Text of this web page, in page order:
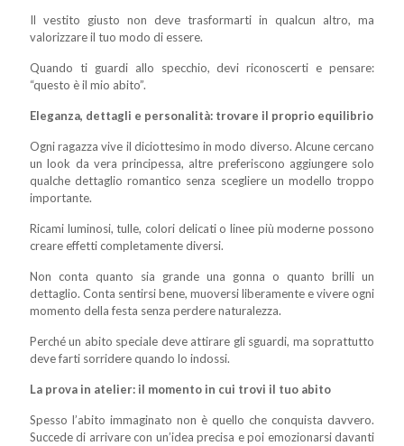
Il vestito giusto non deve trasformarti in qualcun altro, ma
valorizzare il tuo modo di essere.
Quando ti guardi allo specchio, devi riconoscerti e pensare:
“questo è il mio abito”.
Eleganza, dettagli e personalità: trovare il proprio equilibrio
Ogni ragazza vive il diciottesimo in modo diverso. Alcune cercano
un look da vera principessa, altre preferiscono aggiungere solo
qualche dettaglio romantico senza scegliere un modello troppo
importante.
Ricami luminosi, tulle, colori delicati o linee più moderne possono
creare effetti completamente diversi.
Non conta quanto sia grande una gonna o quanto brilli un
dettaglio. Conta sentirsi bene, muoversi liberamente e vivere ogni
momento della festa senza perdere naturalezza.
Perché un abito speciale deve attirare gli sguardi, ma soprattutto
deve farti sorridere quando lo indossi.
La prova in atelier: il momento in cui trovi il tuo abito
Spesso l’abito immaginato non è quello che conquista davvero.
Succede di arrivare con un’idea precisa e poi emozionarsi davanti